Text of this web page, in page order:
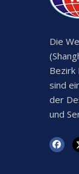
Die
Bezirk
sind
der
und